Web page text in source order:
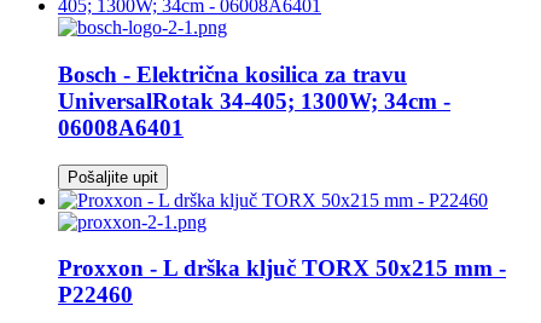
Bosch - Električna kosilica za travu
UniversalRotak 34-405; 1300W; 34cm -
06008A6401
Pošaljite upit
Proxxon - L drška ključ TORX 50x215 mm -
P22460